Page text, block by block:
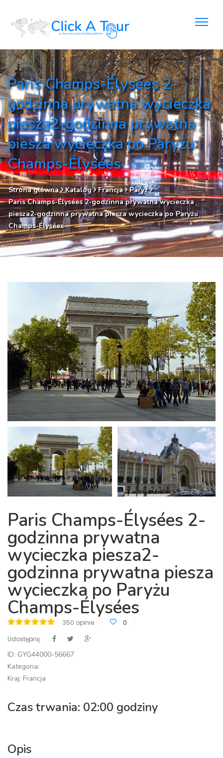
Paris Champs-Élysées 2-
godzinna prywatna wycieczka
piesza2-godzinna prywatna
piesza wycieczka po Paryżu
Champs-Élysées
Strona główna Katalog Francja Paryż
Paris Champs-Élysées 2-godzinna prywatna wycieczka
piesza2-godzinna prywatna piesza wycieczka po Paryżu
Champs-Élysées
Paris Champs-Élysées 2-
godzinna prywatna
wycieczka piesza2-
godzinna prywatna piesza
wycieczka po Paryżu
Champs-Élysées
350 opinie
0
Udostępnij:
ID: GYG44000-56667
Kategoria:
Kraj: Francja
Czas trwania: 02:00 godziny
Opis